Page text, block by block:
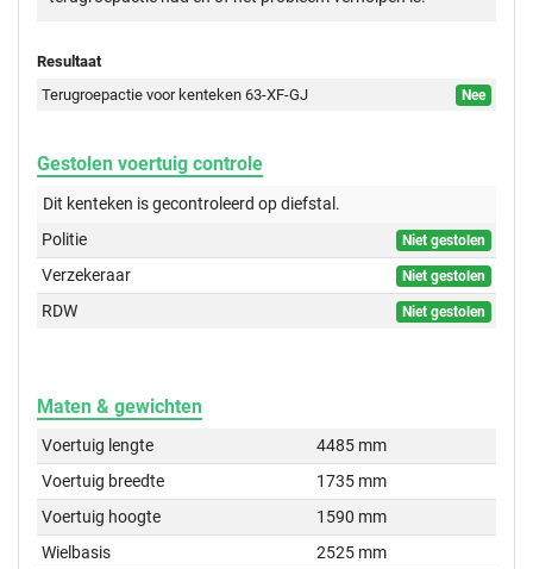
Resultaat
Terugroepactie voor kenteken 63-XF-GJ
Nee
Gestolen voertuig controle
Dit kenteken is gecontroleerd opdiefstal.
Politie
Niet gestolen
Verzekeraar Niet gestolen
RDW Niet gestolen
Maten & gewichten
Voertuig lengte
4485 mm
Voertuig breedte
1735 mm
Voertuig hoogte
1590 mm
Wielbasis
2525 mm